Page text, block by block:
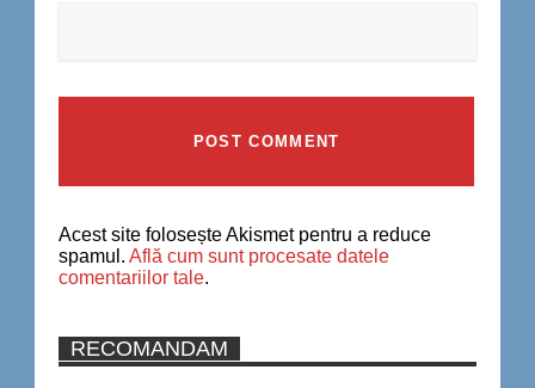
Acest site folosește Akismet pentru a reduce
spamul. Află cum sunt procesate datele
comentariilor tale.
RECOMANDAM